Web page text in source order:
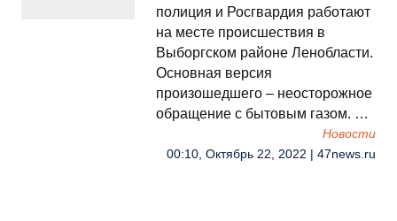
полиция и Росгвардия работают
на месте происшествия в
Выборгском районе Ленобласти.
Основная версия
произошедшего – неосторожное
обращение с бытовым газом. …
Новости
00:10, Октябрь 22, 2022 | 47news.ru